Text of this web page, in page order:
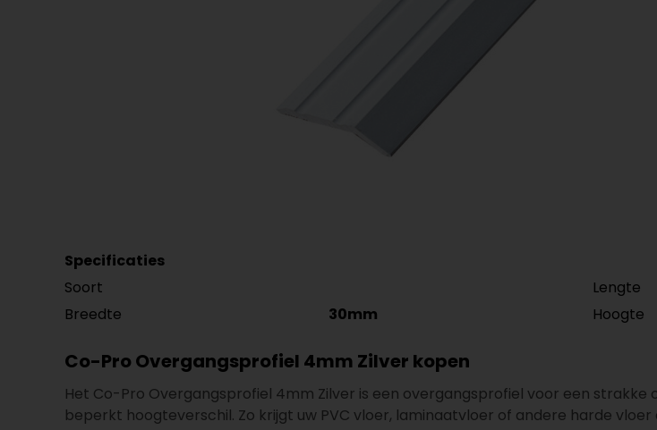
Specificaties
Soort
Lengte
Breedte
30mm Hoogte
Co-Pro Overgangsprofiel 4mm Zilver kopen
Het Co-Pro Overgangsprofiel 4mm Zilver is een overgangsprofiel voor een
beperkt hoogteverschil. Zo krijgt uw PVC vloer, laminaatvloer of andere harde